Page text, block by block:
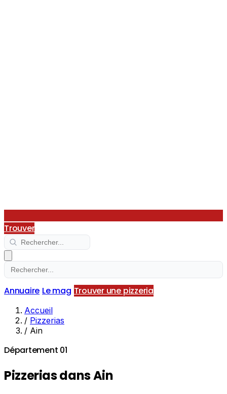
Trouver
Annuaire Le mag Trouver une pizzeria
Accueil
/ Pizzerias
/ Ain
Département 01
Pizzerias dans Ain